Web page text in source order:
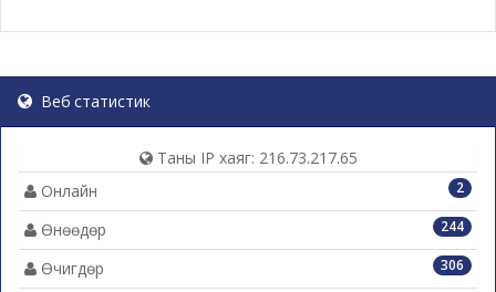
Веб статистик
Таны IP хаяг: 216.73.217.65
2
Онлайн
244
Өнөөдөр
306
Өчигдөр